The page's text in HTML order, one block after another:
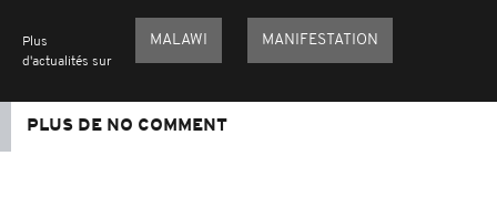
Plus
d'actualités sur
MALAWI MANIFESTATION
PLUS DE NO COMMENT